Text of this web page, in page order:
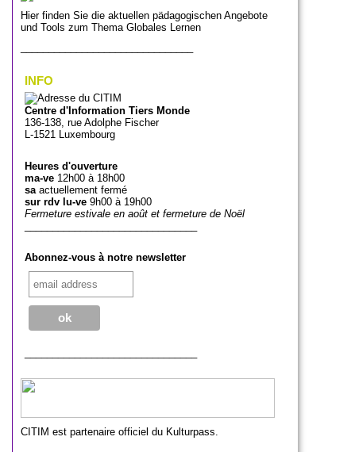
Hier finden Sie die aktuellen pädagogischen Angebote
und Tools zum Thema Globales Lernen
INFO
Centre d'Information Tiers Monde
136-138, rue Adolphe Fischer
L-1521 Luxembourg
Heures d'ouverture
ma-ve 12h00 à 18h00
saactuellement fermé
sur rdv lu-ve 9h00 à 19h00
Fermeture estivale en août et fermeture de Noël
Abonnez-vous à notre newsletter
CITIM est partenaire officiel du Kulturpass.